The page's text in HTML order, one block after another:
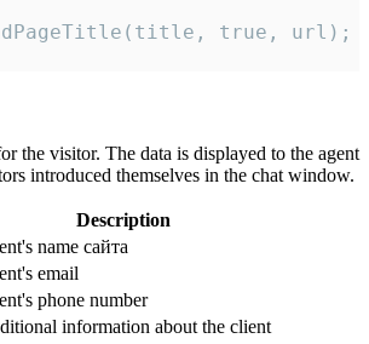
true, url);
the visitor. The data is displayed to the agent
introduced themselves in the chat window.
Description
name сайта
email
phone number
information about the client